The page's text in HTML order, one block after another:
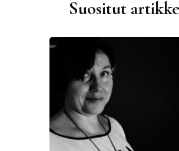
Suositut